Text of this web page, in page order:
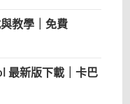
教學｜免費
最新版下載｜卡巴